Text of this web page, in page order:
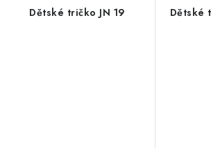
Dětské tričko JN 19